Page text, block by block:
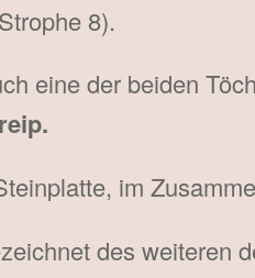
8).
eine der beiden
im
des weiteren